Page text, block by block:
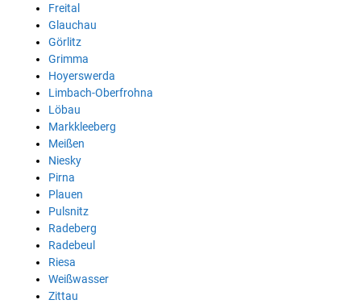
Freital
Glauchau
Görlitz
Grimma
Hoyerswerda
Limbach-Oberfrohna
Löbau
Markkleeberg
Meißen
Niesky
Pirna
Plauen
Pulsnitz
Radeberg
Radebeul
Riesa
Weißwasser
Zittau